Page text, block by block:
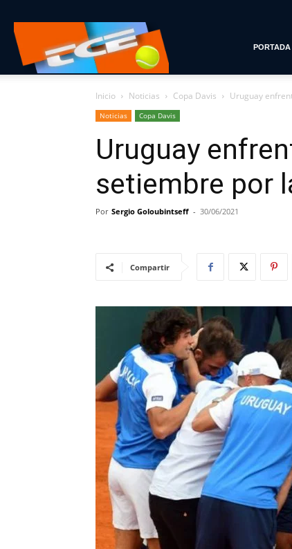
con
Estilo
PORTADA
Inicio Noticias Copa Davis Uruguay
Noticias Copa Davis
Uruguay
setiembre por
Por Sergio Goloubintseff - 30/06/2021
Compartir